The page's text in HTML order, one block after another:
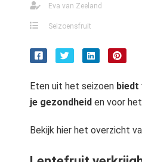
Eva van Zeeland
Seizoensfruit
Eten uit het seizoen biedt
je gezondheid en voor
Bekijk hier het overzicht